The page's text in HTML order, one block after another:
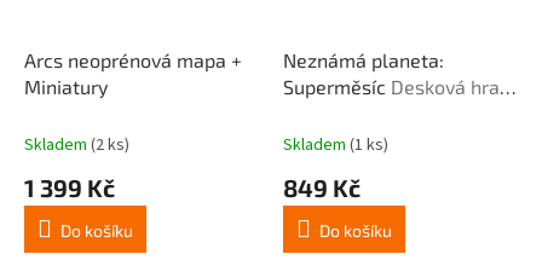
Arcs neoprénová mapa +
Miniatury
Skladem (2 ks)
1 399 Kč
Do košíku
Neznámá planeta:
Superměsíc Desková hra -
Skladem (1 ks)
849 Kč
Do košíku